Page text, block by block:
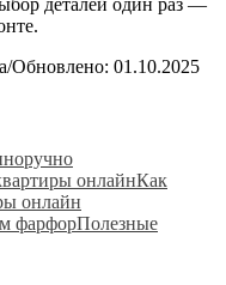
Обновлено: 01.10.2025
Как
онлайн
Полезные